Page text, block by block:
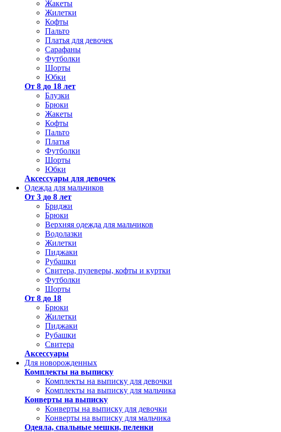
Жакеты
Жилетки
Кофты
Пальто
Платья для девочек
Сарафаны
Футболки
Шорты
Юбки
От 8 до 18 лет
Блузки
Брюки
Жакеты
Кофты
Пальто
Платья
Футболки
Шорты
Юбки
Аксессуары для девочек
Одежда для мальчиков
От 3 до 8 лет
Бриджи
Брюки
Верхняя одежда для мальчиков
Водолазки
Жилетки
Пиджаки
Рубашки
Свитера, пулеверы, кофты и куртки
Футболки
Шорты
От 8 до 18
Брюки
Жилетки
Пиджаки
Рубашки
Свитера
Аксессуары
Для новорожденных
Комплекты на выписку
Комплекты на выписку для девочки
Комплекты на выписку для мальчика
Конверты на выписку
Конверты на выписку для девочки
Конверты на выписку для мальчика
Одеяла, спальные мешки, пеленки